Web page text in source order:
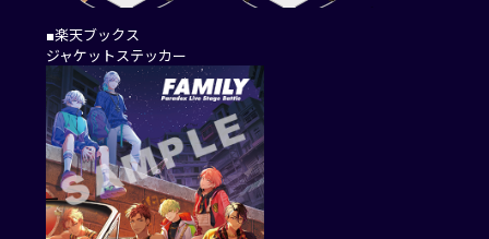
■楽天ブックス
ジャケットステッカー